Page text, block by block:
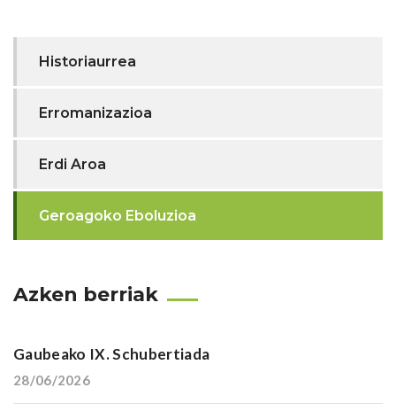
Historiaurrea
Erromanizazioa
Erdi Aroa
Geroagoko Eboluzioa
Azken berriak
Gaubeako IX. Schubertiada
28/06/2026